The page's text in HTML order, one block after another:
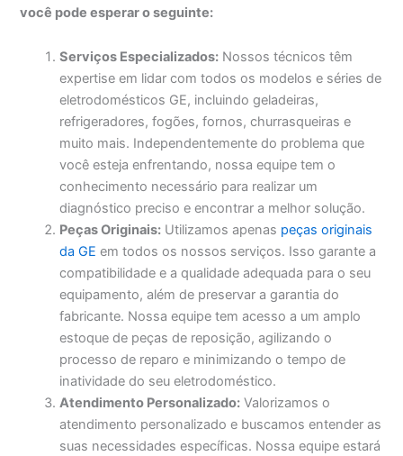
você pode esperar o seguinte:
Serviços Especializados: Nossos técnicos têm
expertise em lidar com todos os modelos e séries de
eletrodomésticos GE, incluindo geladeiras,
refrigeradores, fogões, fornos, churrasqueiras e
muito mais. Independentemente do problema que
você esteja enfrentando, nossa equipe tem o
conhecimento necessário para realizar um
diagnóstico preciso e encontrar a melhor solução.
Peças Originais: Utilizamos apenas peças originais
da GE em todos os nossos serviços. Isso garante a
compatibilidade e a qualidade adequada para o seu
equipamento, além de preservar a garantia do
fabricante. Nossa equipe tem acesso a um amplo
estoque de peças de reposição, agilizando o
processo de reparo e minimizando o tempo de
inatividade do seu eletrodoméstico.
Atendimento Personalizado: Valorizamos o
atendimento personalizado e buscamos entender as
suas necessidades específicas. Nossa equipe estará